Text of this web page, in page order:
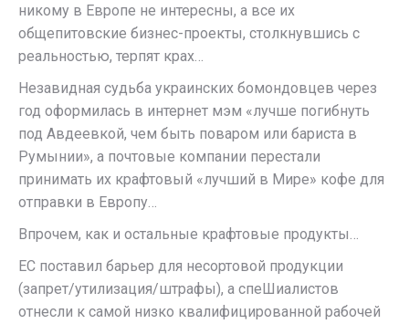
никому в Европе не интересны, а все их
общепитовские бизнес-проекты, столкнувшись с
реальностью, терпят крах…
Незавидная судьба украинских бомондовцев через
год оформилась в интернет мэм «лучше погибнуть
под Авдеевкой, чем быть поваром или бариста в
Румынии», а почтовые компании перестали
принимать их крафтовый «лучший в Мире» кофе для
отправки в Европу…
Впрочем, как и остальные крафтовые продукты…
ЕС поставил барьер для несортовой продукции
(запрет/утилизация/штрафы), а спеШиалистов
отнесли к самой низко квалифицированной рабочей